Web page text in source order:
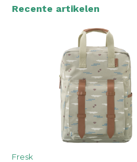
Recente artikelen
Fresk